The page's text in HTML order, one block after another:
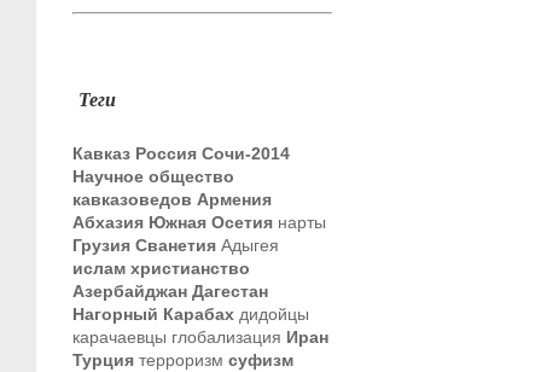
Теги
Кавказ Россия Сочи-2014
Научное общество
кавказоведов Армения
Абхазия Южная Осетия нарты
Грузия Сванетия Адыгея
ислам христианство
Азербайджан Дагестан
Нагорный Карабах дидойцы
карачаевцы глобализация Иран
Турция терроризм суфизм